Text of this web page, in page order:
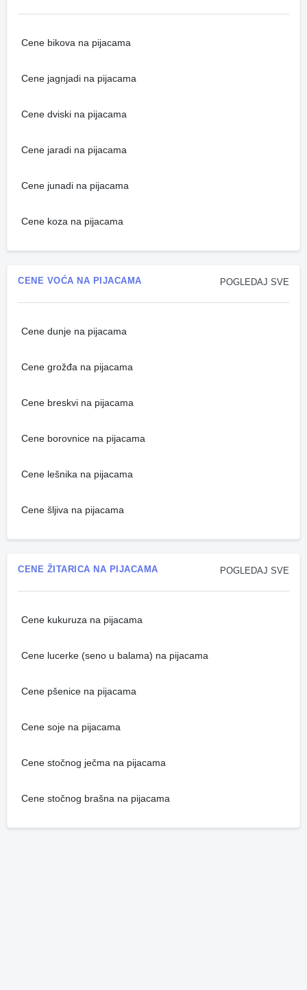
Cene bikova na pijacama
Cene jagnjadi na pijacama
Cene dviski na pijacama
Cene jaradi na pijacama
Cene junadi na pijacama
Cene koza na pijacama
POGLEDAJ SVE
CENE VOĆA NA PIJACAMA
Cene dunje na pijacama
Cene grožđa na pijacama
Cene breskvi na pijacama
Cene borovnice na pijacama
Cene lešnika na pijacama
Cene šljiva na pijacama
POGLEDAJ SVE
CENE ŽITARICA NA PIJACAMA
Cene kukuruza na pijacama
Cene lucerke (seno u balama) na pijacama
Cene pšenice na pijacama
Cene soje na pijacama
Cene stočnog ječma na pijacama
Cene stočnog brašna na pijacama